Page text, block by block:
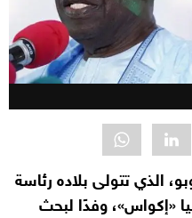
الذي تتولى بلاده رئاسة
«إكواس»، وفدًا لبحث